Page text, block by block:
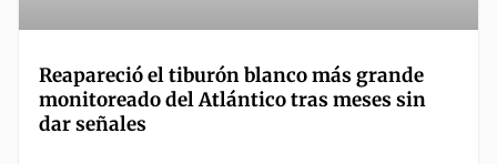
Reapareció el tiburón blanco más grande
monitoreado del Atlántico tras meses sin
dar señales